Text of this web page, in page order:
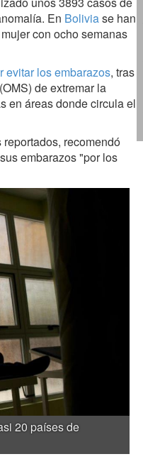
En Boliviase han
con ocho semanas
evitar los embarazos, tras
de extremar la
en áreas donde circula el
recomendó
embarazos "por los
20 países de